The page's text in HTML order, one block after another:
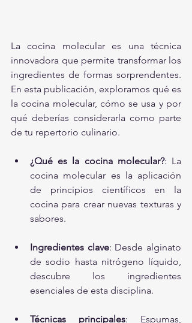
La cocina molecular es una técnica
innovadora que permite transformar los
ingredientes de formas sorprendentes.
En esta publicación, exploramos qué es
la cocina molecular, cómo se usa y por
qué deberías considerarla como parte
de tu repertorio culinario.
¿Qué es la cocina molecular?: La
cocina molecular es la aplicación
de principios científicos en la
cocina para crear nuevas texturas y
sabores.
Ingredientes clave: Desde alginato
de sodio hasta nitrógeno líquido,
descubre los ingredientes
esenciales de esta disciplina.
Técnicas principales: Espumas,